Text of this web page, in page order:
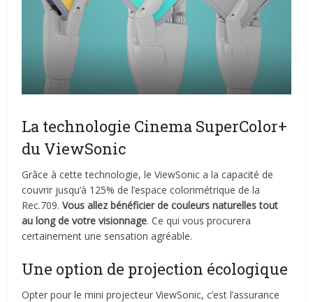
La technologie Cinema SuperColor+
du ViewSonic
Grâce à cette technologie, le ViewSonic a la capacité de
couvrir jusqu’à 125% de l’espace colorimétrique de la
Rec.709.Vous allez bénéficier de couleurs naturelles tout
au long de votre visionnage. Ce qui vous procurera
certainement une sensation agréable.
Une option de projection écologique
Opter pour le mini projecteur ViewSonic, c’est l’assurance